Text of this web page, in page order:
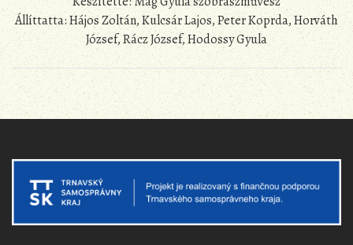
Állíttatta: Hájos Zoltán, Kulcsár Lajos, Peter Koprda, Horváth
József, Rácz József, Hodossy Gyula